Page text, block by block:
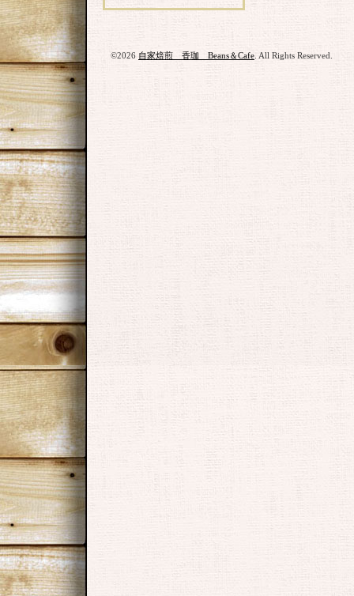
©2026 自家焙煎 香珈 Beans＆Cafe . All Rights Reserved.